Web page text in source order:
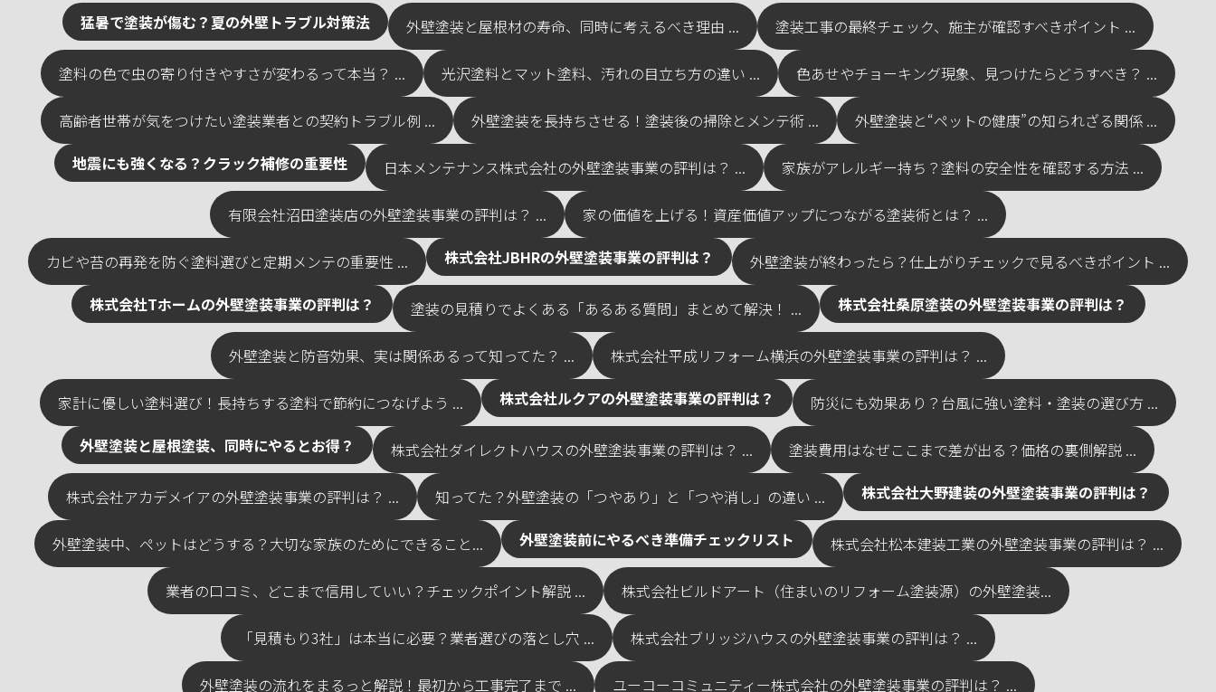
猛暑で塗装が傷む？夏の外壁トラブル対策法 外壁塗装と屋根材の寿命、同時に考えるべき理由 ... 塗装工事の最終チェック、施主が確認すべきポイント ...
塗料の色で虫の寄り付きやすさが変わるって本当？ ... 光沢塗料とマット塗料、汚れの目立ち方の違い ... 色あせやチョーキング現象、見つけたらどうすべき？ ...
高齢者世帯が気をつけたい塗装業者との契約トラブル例 ... 外壁塗装を長持ちさせる！塗装後の掃除とメンテ術 ...
外壁塗装と“ペットの健康”の知られざる関係 ...
地震にも強くなる？クラック補修の重要性
日本メンテナンス株式会社の外壁塗装事業の評判は？ ... 家族がアレルギー持ち？塗料の安全性を確認する方法 ...
有限会社沼田塗装店の外壁塗装事業の評判は？ ... 家の価値を上げる！資産価値アップにつながる塗装術とは？ ...
カビや苔の再発を防ぐ塗料選びと定期メンテの重要性 ... 株式会社JBHRの外壁塗装事業の評判は？
外壁塗装が終わったら？仕上がりチェックで見るべきポイント ...
株式会社Tホームの外壁塗装事業の評判は？
塗装の見積りでよくある「あるある質問」まとめて解決！ ... 株式会社桑原塗装の外壁塗装事業の評判は？
外壁塗装と防音効果、実は関係あるって知ってた？ ... 株式会社平成リフォーム横浜の外壁塗装事業の評判は？ ...
家計に優しい塗料選び！長持ちする塗料で節約につなげよう ... 株式会社ルクアの外壁塗装事業の評判は？
防災にも効果あり？台風に強い塗料・塗装の選び方 ...
外壁塗装と屋根塗装、同時にやるとお得？
株式会社ダイレクトハウスの外壁塗装事業の評判は？ ... 塗装費用はなぜここまで差が出る？価格の裏側解説 ...
株式会社アカデメイアの外壁塗装事業の評判は？ ... 知ってた？外壁塗装の「つやあり」と「つや消し」の違い ... 株式会社大野建装の外壁塗装事業の評判は？
外壁塗装中、ペットはどうする？大切な家族のためにできること... 外壁塗装前にやるべき準備チェックリスト 株式会社松本建装工業の外壁塗装事業の評判は？ ...
業者の口コミ、どこまで信用していい？チェックポイント解説 ... 株式会社ビルドアート（住まいのリフォーム塗装源）の外壁塗装...
「見積もり3社」は本当に必要？業者選びの落とし穴 ... 株式会社ブリッジハウスの外壁塗装事業の評判は？ ...
外壁塗装の流れをまるっと解説！最初から工事完了まで ... ユーコーコミュニティー株式会社の外壁塗装事業の評判は？ ...